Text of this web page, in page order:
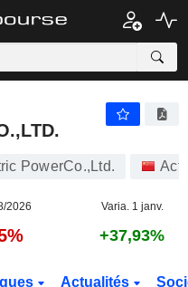
PowerCo.,Ltd.
2026 Varia. 1 janv.
+37,93%
Actualités